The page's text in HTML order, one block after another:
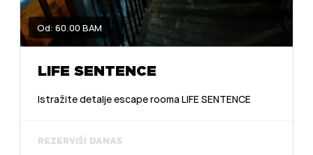
Od: 60.00 BAM
LIFE SENTENCE
Istražite detalje escape rooma LIFE SENTENCE
REZERVIŠI DANAS